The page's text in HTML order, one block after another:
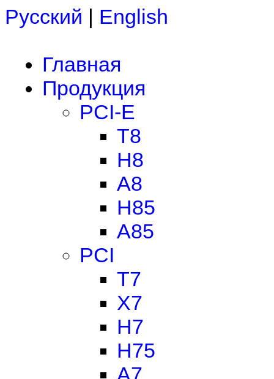
Русский | English
Главная
Продукция
PCI-E
T8
H8
A8
H85
A85
PCI
T7
X7
H7
H75
A7